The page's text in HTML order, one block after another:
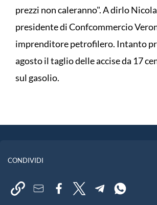
prezzi non caleranno". A dirlo
presidente di Confcommercio
imprenditore petrofilero. Intanto
agosto il taglio delle accise da 17
sul gasolio.
CONDIVIDI